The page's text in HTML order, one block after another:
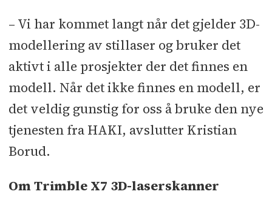
– Vi har kommet langt når det gjelder 3D-
modellering av stillaser og bruker det
aktivt i alle prosjekter der det finnes en
modell. Når det ikke finnes en modell, er
det veldig gunstig for oss å bruke den nye
tjenesten fra HAKI, avslutter Kristian
Borud.
Om Trimble X7 3D-laserskanner